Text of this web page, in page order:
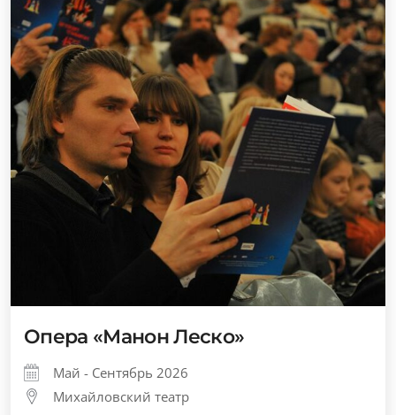
Опера «Манон Леско»
Май - Сентябрь 2026
Михайловский театр